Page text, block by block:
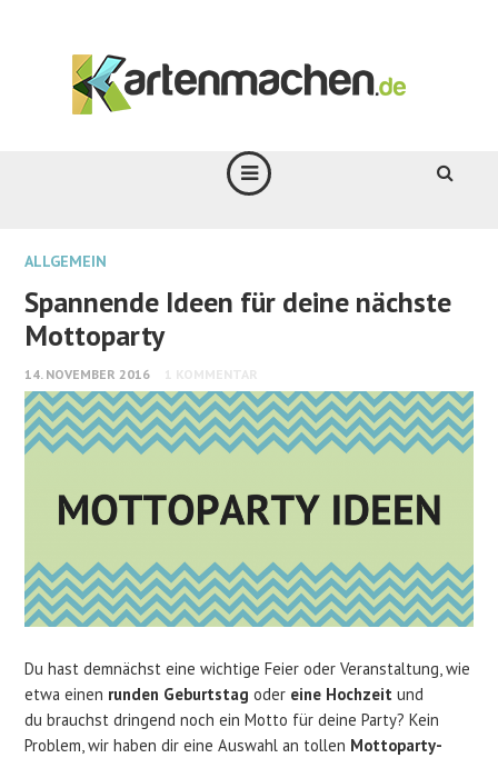
ALLGEMEIN
Spannende Ideen für deine nächste
Mottoparty
14. NOVEMBER 2016 1 KOMMENTAR
Du hast demnächst eine wichtige Feier oder Veranstaltung, wie
etwa einen runden Geburtstag oder eine Hochzeit und
du brauchst dringend noch ein Motto für deine Party? Kein
Problem, wir haben dir eine Auswahl an tollen Mottoparty-